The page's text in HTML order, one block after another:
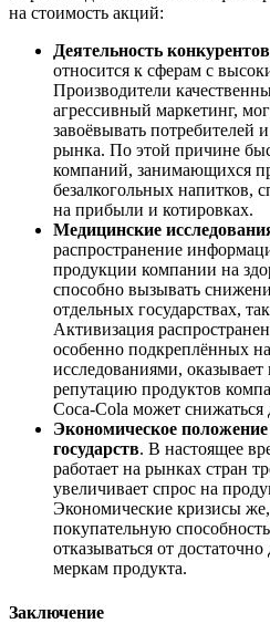
на стоимость акций:
Деятельность конкурентов
относится к сферам с
Производители
агрессивный маркетинг,
завоёвывать потребителей
рынка. По этой причине
компаний, занимающихся
безалкогольных напитков,
на прибыли и котировках.
Медицинские
распространение
продукции компании на
способно вызывать
отдельных государствах,
Активизация
особенно подкреплённых
исследованиями, оказывает
репутацию продуктов
Coca-Cola может
Экономическое
государств. В настоящее
работает на рынках стран
увеличивает спрос на
Экономические кризисы
покупательную
отказываться от
меркам продукта.
Заключение